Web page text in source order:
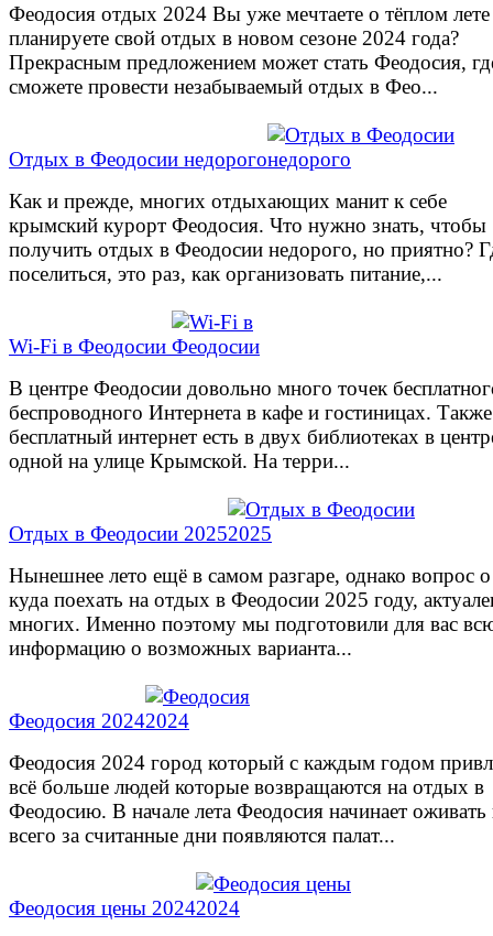
Феодосия отдых 2024 Вы уже мечтаете о тёплом
планируете свой отдых в новом сезоне 2024 года?
Прекрасным предложением может стать Феодосия,
сможете провести незабываемый отдых в Фео...
Отдых в Феодосии недорого
Как и прежде, многих отдыхающих манит к себе
крымский курорт Феодосия. Что нужно знать, чтобы
получить отдых в Феодосии недорого, но приятно?
поселиться, это раз, как организовать питание,...
Wi-Fi в Феодосии
В центре Феодосии довольно много точек
беспроводного Интернета в кафе и гостиницах. Также
бесплатный интернет есть в двух библиотеках в
одной на улице Крымской. На терри...
Отдых в Феодосии 2025
Нынешнее лето ещё в самом разгаре, однако вопрос
куда поехать на отдых в Феодосии 2025 году,
многих. Именно поэтому мы подготовили для вас
информацию о возможных варианта...
Феодосия 2024
Феодосия 2024 город который с каждым годом
всё больше людей которые возвращаются на отдых в
Феодосию. В начале лета Феодосия начинает оживать
всего за считанные дни появляются палат...
Феодосия цены 2024